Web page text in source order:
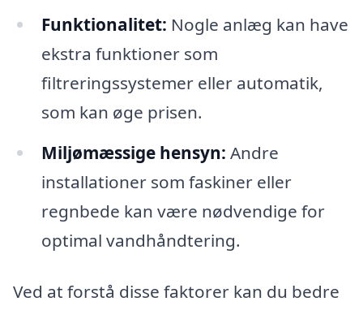
Funktionalitet: Nogle anlæg kan have
ekstra funktioner som
filtreringssystemer eller automatik,
som kan øge prisen.
Miljømæssige hensyn: Andre
installationer som faskiner eller
regnbede kan være nødvendige for
optimal vandhåndtering.
Ved at forstå disse faktorer kan du bedre